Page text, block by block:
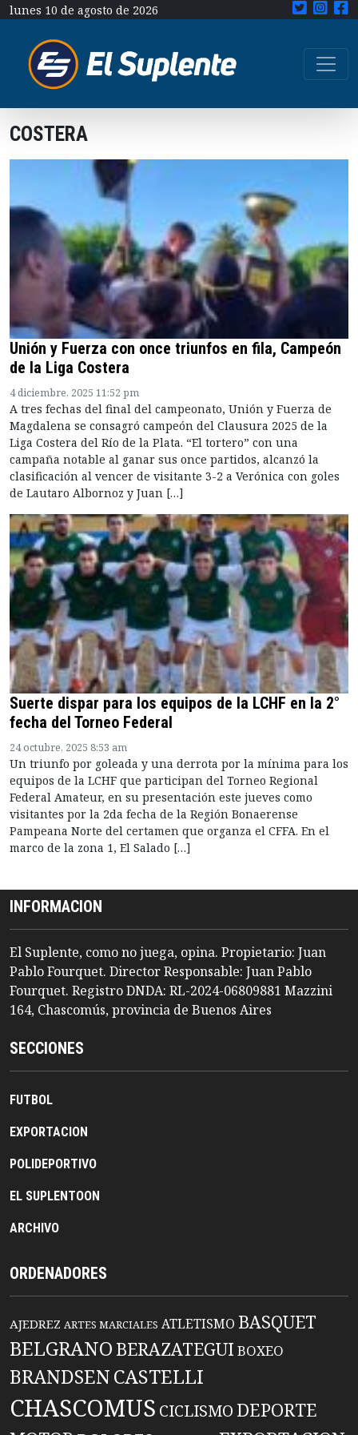
lunes 10 de agosto de 2026
COSTERA
Unión y Fuerza con once triunfos en fila, Campeón
de la Liga Costera
4 diciembre, 2025 11:52 pm
A tres fechas del final del campeonato, Unión y Fuerza de
Magdalena se consagró campeón del Clausura 2025 de la
Liga Costera del Río de la Plata. “El tortero” con una
campaña notable al ganar sus once partidos, alcanzó la
clasificación al vencer de visitante 3-2 a Verónica con goles
de Lautaro Albornoz y Juan […]
Suerte dispar para los equipos de la LCHF en la 2°
fecha del Torneo Federal
24 octubre, 2025 8:53 am
Un triunfo por goleada y una derrota por la mínima para los
equipos de la LCHF que participan del Torneo Regional
Federal Amateur, en su presentación este jueves como
visitantes por la 2da fecha de la Región Bonaerense
Pampeana Norte del certamen que organza el CFFA. En el
marco de la zona 1, El Salado […]
INFORMACION
El Suplente, como no juega, opina. Propietario: Juan
Pablo Fourquet. Director Responsable: Juan Pablo
Fourquet. Registro DNDA: RL-2024-06809881 Mazzini
164, Chascomús, provincia de Buenos Aires
SECCIONES
FUTBOL
EXPORTACION
POLIDEPORTIVO
EL SUPLENTOON
ARCHIVO
ORDENADORES
AJEDREZ ARTES MARCIALES ATLETISMO BASQUET
BELGRANO BERAZATEGUIBOXEO
BRANDSENCASTELLI
CHASCOMUS CICLISMO DEPORTE